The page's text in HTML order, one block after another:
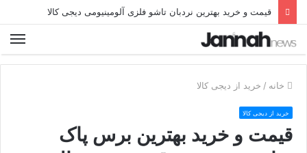
قیمت و خرید بهترین نردبان تاشو فلزی آلومینیومی دیجی کالا
خانه / خرید از دیجی کالا
خرید از دیجی کالا
قیمت و خرید بهترین برس پاک